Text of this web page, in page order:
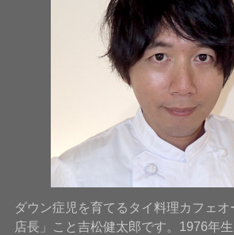
ダウン症児を育てるタイ料理カフェ
店長」こと吉松健太郎です。1976年生